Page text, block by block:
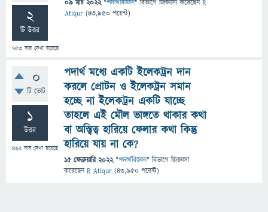
2
টি উত্তর
753 বার দেখা হয়েছে
09 মার্চ 2022 "পদার্থবিজ্ঞান" বিভাগে জিজ্ঞাসাকরেছেনR
Atiqur (43,950 পয়েন্ট)
0
টি ভোট
1
উত্তর
462বার দেখা হয়েছে
পদার্থ মধ্যে একটি ইলেকট্রন দান
করলে প্রোটন ও ইলেকট্রন সমান
হচ্ছে না ইলেকট্রন একটি যাচ্ছে
তাহলে এই মৌল ভাঙ্গতে থাকার কথা
বা অস্ত্বিত্ব হারিয়ে ফেলার কথা কিন্তু
হারিয়ে যায় না কে?
15 ফেব্রুয়ারি 2022 "পদার্থবিজ্ঞান" বিভাগে জিজ্ঞাসা
করেছেনR Atiqur (43,950 পয়েন্ট)